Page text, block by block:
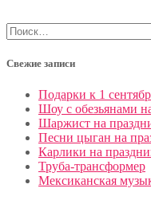
Найти:
Свежие записи
Подарки к 1
Шоу с обезьянами
Шаржист на
Песни цыган на
Карлики на
Труба-трансформер
Мексиканская